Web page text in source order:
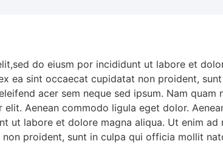
do eiusm por incididunt ut labore et
ea sint occaecat cupidatat non proident,
acer sem neque sed ipsum. Nam
Aenean commodo ligula eget dolor.
ut labore et dolore magna aliqua. Ut enim
proident, sunt in culpa qui officia mollit